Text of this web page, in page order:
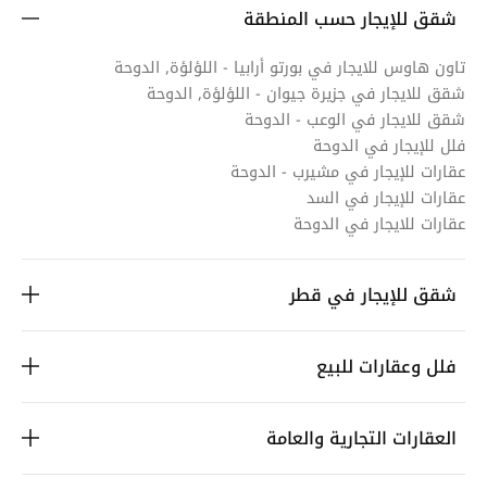
شقق للإيجار حسب المنطقة
تاون هاوس للايجار في بورتو أرابيا - اللؤلؤة, الدوحة
شقق للايجار في جزيرة جيوان - اللؤلؤة, الدوحة
شقق للايجار في الوعب - الدوحة
فلل للإيجار في الدوحة
عقارات للإيجار في مشيرب - الدوحة
عقارات للإيجار في السد
عقارات للايجار في الدوحة
شقق للإيجار في قطر
فلل وعقارات للبيع
العقارات التجارية والعامة